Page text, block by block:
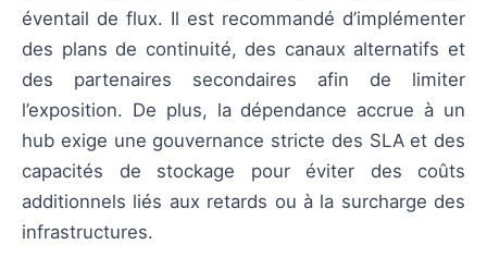
éventail de flux. Il est recommandé d’implémenter
des plans de continuité, des canaux alternatifs et
des partenaires secondaires afin de limiter
l’exposition. De plus, la dépendance accrue à un
hub exige une gouvernance stricte des SLA et des
capacités de stockage pour éviter des coûts
additionnels liés aux retards ou à la surcharge des
infrastructures.